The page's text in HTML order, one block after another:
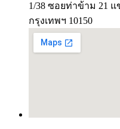
1/38 ซอยท่าข้าม 21
กรุงเทพฯ 10150